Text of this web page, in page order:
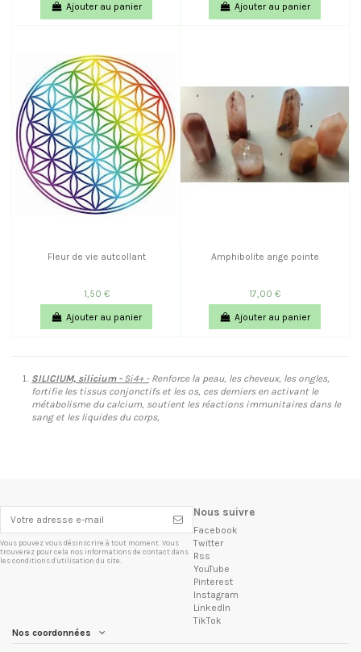
Ajouter au panier Ajouter au panier
Fleur de vie autcollant
1,50 €
Ajouter au panier
Amphibolite ange pointe
17,00 €
Ajouter au panier
SILICIUM, silicium - Si4+ -Renforce la peau, les cheveux, les ongles,
fortifie les tissus conjonctifs et les os, ces derniers en activant le
métabolisme du calcium, soutient les réactions immunitaires dans le
sang et les liquides du corps,
Vous pouvez vous désinscrire à tout moment. Vous
trouverez pour cela nos informations de contact dans
les conditions d'utilisation du site.
Nous suivre
Facebook
Twitter
Rss
YouTube
Pinterest
Instagram
LinkedIn
TikTok
Nos coordonnées